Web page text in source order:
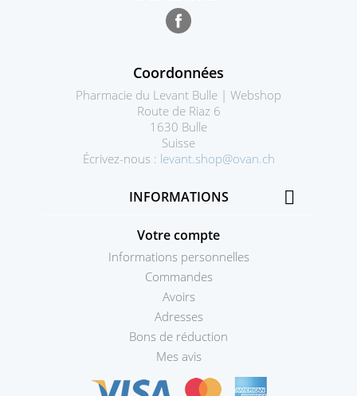
Coordonnées
Pharmacie du Levant Bulle | Webshop
Route de Riaz 6
1630 Bulle
Suisse
Écrivez-nous : levant.shop@ovan.ch
INFORMATIONS 
Votre compte
Informations personnelles
Commandes
Avoirs
Adresses
Bons de réduction
Mes avis